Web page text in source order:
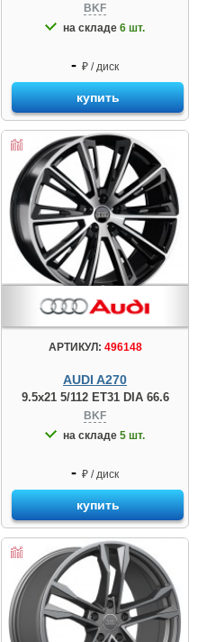
BKF
на складе 6 шт.
- ₽ / диск
купить
АРТИКУЛ: 496148
AUDI A270
9.5x21 5/112 ET31 DIA 66.6
BKF
на складе 5 шт.
- ₽ / диск
купить